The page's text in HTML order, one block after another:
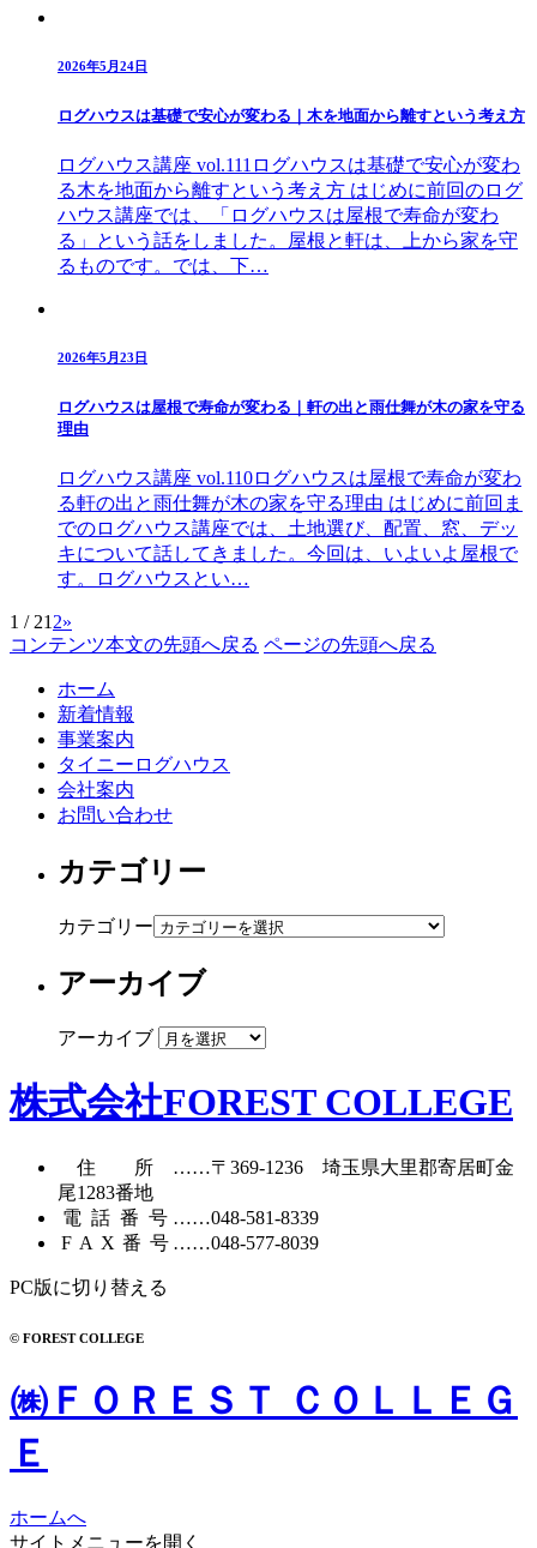
2026年5月24日
ログハウスは基礎で安心が変わる｜木を地面から離すという考え方
ログハウス講座 vol.111ログハウスは基礎で安心が変わ
る木を地面から離すという考え方 はじめに前回のログ
ハウス講座では、「ログハウスは屋根で寿命が変わ
る」という話をしました。屋根と軒は、上から家を守
るものです。では、下…
2026年5月23日
ログハウスは屋根で寿命が変わる｜軒の出と雨仕舞が木の家を守る
理由
ログハウス講座 vol.110ログハウスは屋根で寿命が変わ
る軒の出と雨仕舞が木の家を守る理由 はじめに前回ま
でのログハウス講座では、土地選び、配置、窓、デッ
キについて話してきました。今回は、いよいよ屋根で
す。ログハウスとい…
1 / 21 2»
コンテンツ本文の先頭へ戻る ページの先頭へ戻る
ホーム
新着情報
事業案内
タイニーログハウス
会社案内
お問い合わせ
カテゴリー
カテゴリー
アーカイブ
アーカイブ
株式会社FOREST COLLEGE
住所……〒369-1236 埼玉県大里郡寄居町金
尾1283番地
電話番号……048-581-8339
FAX番号……048-577-8039
PC版に切り替える
© FOREST COLLEGE
㈱ＦＯＲＥＳＴ ＣＯＬＬＥＧ
Ｅ
ホームへ
サイトメニューを開く